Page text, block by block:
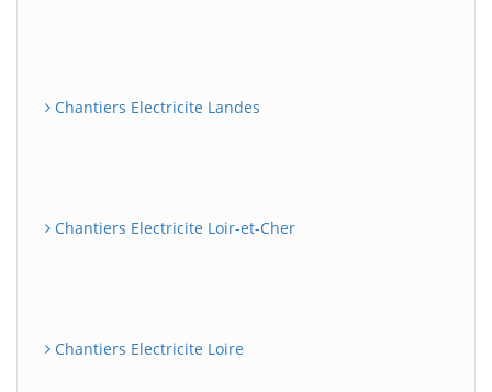
Chantiers Electricite Landes
Chantiers Electricite Loir-et-Cher
Chantiers Electricite Loire